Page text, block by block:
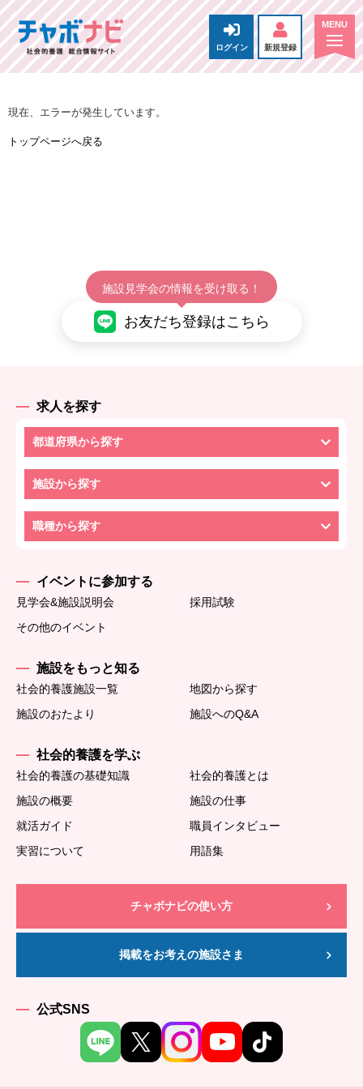
ログイン 新規登録
現在、エラーが発生しています。
トップページへ戻る
施設見学会の情報を受け取る！
お友だち登録はこちら
求人を探す
都道府県から探す
施設から探す
職種から探す
イベントに参加する
見学会&施設説明会
採用試験
その他のイベント
施設をもっと知る
社会的養護施設一覧
地図から探す
施設のおたより
施設へのQ&A
社会的養護を学ぶ
社会的養護の基礎知識
社会的養護とは
施設の概要
施設の仕事
就活ガイド
職員インタビュー
実習について
用語集
チャボナビの使い方
掲載をお考えの施設さま
公式SNS